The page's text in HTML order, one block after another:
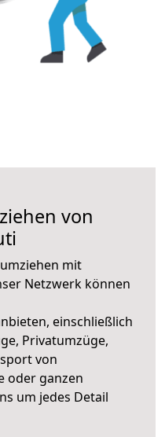
von
umziehen mit
Netzwerk können
einschließlich
Privatumzüge,
von
oder ganzen
um jedes Detail